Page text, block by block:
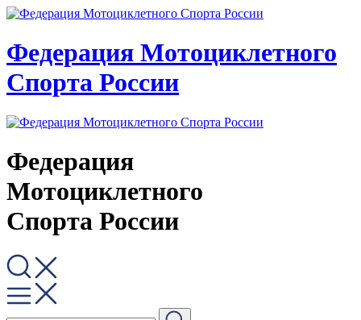
Федерация Мотоциклетного
Спорта России
Федерация
Мотоциклетного
Спорта России